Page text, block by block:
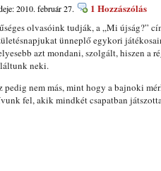
2010. február 27. 1 Hozzászólás
olvasóink tudják, a „Mi újság?”
ünneplő egykori
azt mondani, szolgált, hiszen a
neki.
pedig nem más, mint hogy a bajnoki
fel, akik mindkét csapatban